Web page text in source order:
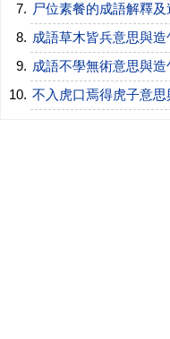
尸位素餐的成語解釋及
成語草木皆兵意思與造
成語不學無術意思與造
不入虎口焉得虎子意思